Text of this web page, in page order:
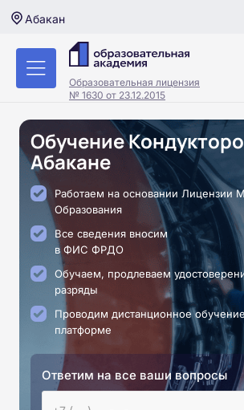
Абакан
Образовательная лицензия
№ 1630 от 23.12.2015
Обучение
Абакане
Работаем на основании Лицензии
Образования
Все сведения вносим
в ФИС ФРДО
Обучаем, продлеваем
разряды
Проводим дистанционное
платформе
Ответим на все ваши вопросы